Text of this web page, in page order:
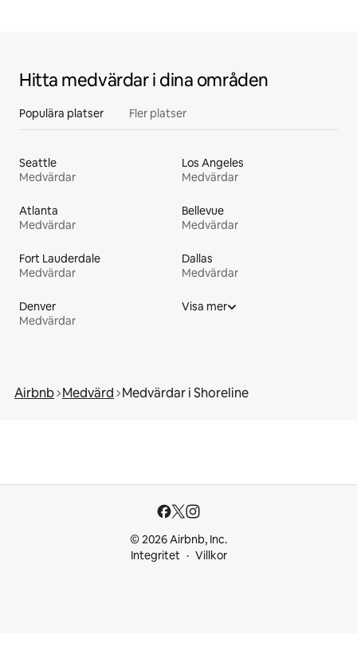
Hitta medvärdar i dina områden
Populära platser Fler platser
Seattle
Medvärdar
Los Angeles
Medvärdar
Atlanta
Medvärdar
Bellevue
Medvärdar
Fort Lauderdale
Medvärdar
Dallas
Medvärdar
Denver
Medvärdar
Visa mer
Airbnb Medvärd Medvärdar i Shoreline
© 2026 Airbnb, Inc.
Integritet
Villkor